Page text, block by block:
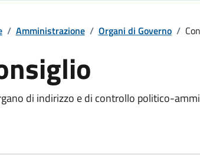
/ Amministrazione / Organi di Governo /
di indirizzo e di controllo politico-